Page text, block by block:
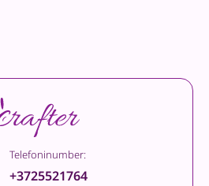
Telefoninumber:
+3725521764